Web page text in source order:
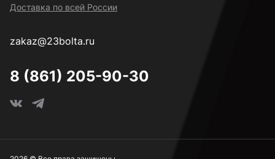
Доставка по всей России
zakaz@23bolta.ru
8 (861) 205-90-30